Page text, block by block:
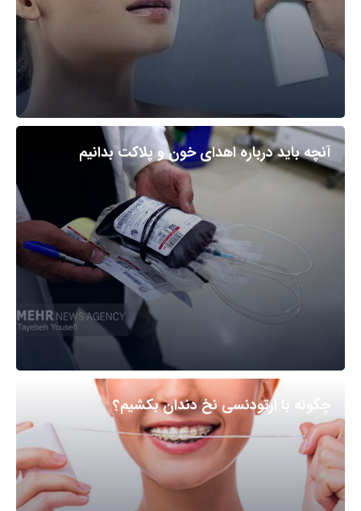
آنچه باید درباره اهدای خون و پلاکت بدانیم
چگونه با ارتودنسی نخ دندان بکشیم؟